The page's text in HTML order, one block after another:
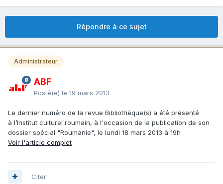
Répondre à ce sujet
Administrateur
ABF
Posté(e) le 19 mars 2013
Le dernier numéro de la revue Bibliothèque(s) a été présenté
à l’Institut culturel roumain, à l'occasion de la publication de son
dossier spécial "Roumanie", le lundi 18 mars 2013 à 19h
Voir l'article complet
Citer